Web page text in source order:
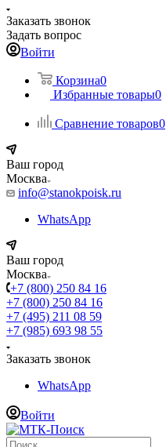
Заказать звонок
Задать вопрос
Войти
Корзина0
Избранные товары0
Сравнение товаров0
Ваш город
Москва
info@stanokpoisk.ru
WhatsApp
Ваш город
Москва
+7 (800) 250 84 16
+7 (800) 250 84 16
+7 (495) 211 08 59
+7 (985) 693 98 55
Заказать звонок
WhatsApp
Войти